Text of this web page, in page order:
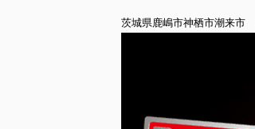
茨城県鹿嶋市神栖市潮来